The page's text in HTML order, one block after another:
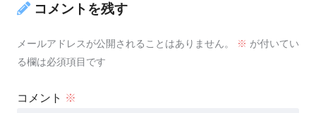
コメントを残す
メールアドレスが公開されることはありません。 ※ が付いてい
る欄は必須項目です
コメント ※